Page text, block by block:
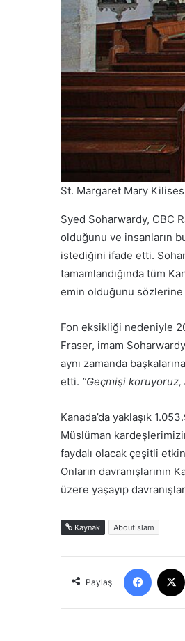
St. Margaret Mary
Syed Soharwardy, CBC
olduğunu ve insanların
istediğini ifade etti.
tamamlandığında tüm
emin olduğunu sözlerine
Fon eksikliği nedeniyle
Fraser, imam
aynı zamanda
etti. “Geçmişi
Kanada’da yaklaşık
Müslüman
faydalı olacak çeşitli
Onların davranışlarının
üzere yaşayıp
Kaynak AboutIslam
Paylaş